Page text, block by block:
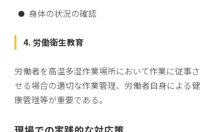
身体の状況の確認
4. 労働衛生教育
労働者を高温多湿作業場所において作業に従事さ
せる場合の適切な作業管理、労働者自身による健
康管理等が重要である。